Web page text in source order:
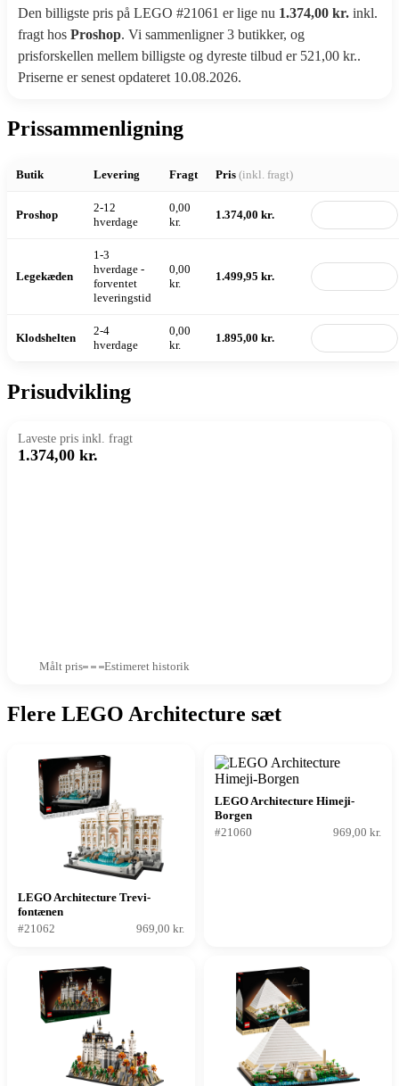
Den billigste pris på LEGO #21061 er lige nu 1.374,00 kr. inkl.
fragt hos Proshop. Vi sammenligner 3 butikker, og
prisforskellen mellem billigste og dyreste tilbud er 521,00 kr..
Priserne er senest opdateret 10.08.2026.
Prissammenligning
Butik Levering Fragt Pris (inkl. fragt)
Proshop
2-12
hverdage
0,00
kr.
1.374,00 kr.
Legekæden
1-3
hverdage -
forventet
leveringstid
0,00
kr.
1.499,95 kr.
Klodshelten
2-4
hverdage
0,00
kr.
1.895,00 kr.
Prisudvikling
Laveste pris inkl. fragt
1.374,00 kr.
Målt pris Estimeret historik
Flere LEGO Architecture sæt
LEGO Architecture Trevi-
fontænen
#21062
969,00 kr.
LEGO Architecture Himeji-
Borgen
#21060
969,00 kr.